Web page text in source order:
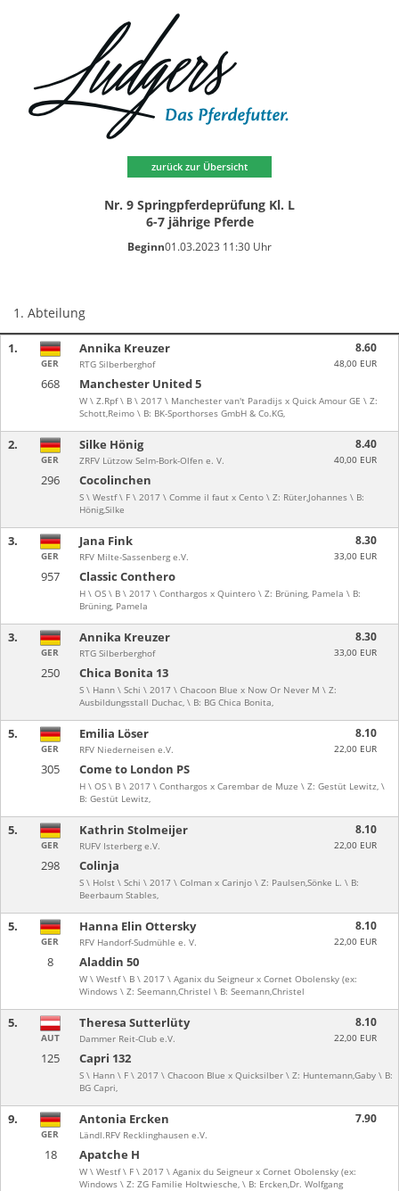
zurück zur Übersicht
Nr. 9 Springpferdeprüfung Kl. L
6-7 jährige Pferde
Beginn01.03.2023 11:30 Uhr
1. Abteilung
1.
668 Manchester United 5
W \ Z.Rpf \ B \ 2017 \ Manchester van't Paradijs x Quick Amour GE \ Z:
Schott,Reimo \ B: BK-Sporthorses GmbH & Co.KG,
GER
Annika Kreuzer
RTG Silberberghof
8.60
48,00 EUR
2.
296 Cocolinchen
S \ Westf \ F \ 2017 \ Comme il faut x Cento \ Z: Rüter,Johannes \ B:
Hönig,Silke
GER
Silke Hönig
ZRFV Lützow Selm-Bork-Olfen e. V.
8.40
40,00 EUR
3.
957 Classic Conthero
H \ OS \ B \ 2017 \ Conthargos x Quintero \ Z: Brüning, Pamela \ B:
Brüning, Pamela
GER
Jana Fink
RFV Milte-Sassenberg e.V.
8.30
33,00 EUR
3.
250 Chica Bonita 13
S \ Hann \ Schi \ 2017 \ Chacoon Blue x Now Or Never M \ Z:
Ausbildungsstall Duchac, \ B: BG Chica Bonita,
GER
Annika Kreuzer
RTG Silberberghof
8.30
33,00 EUR
5.
305 Come to London PS
H \ OS \ B \ 2017 \ Conthargos x Carembar de Muze \ Z: Gestüt Lewitz, \
B: Gestüt Lewitz,
GER
Emilia Löser
RFV Niederneisen e.V.
8.10
22,00 EUR
5.
298 Colinja
S \ Holst \ Schi \ 2017 \ Colman x Carinjo \ Z: Paulsen,Sönke L. \ B:
Beerbaum Stables,
GER
Kathrin Stolmeijer
RUFV Isterberg e.V.
8.10
22,00 EUR
5.
8 Aladdin 50
W \ Westf \ B \ 2017 \ Aganix du Seigneur x Cornet Obolensky (ex:
Windows \ Z: Seemann,Christel \ B: Seemann,Christel
GER
Hanna Elin Ottersky
RFV Handorf-Sudmühle e. V.
8.10
22,00 EUR
5.
125 Capri 132
S \ Hann \ F \ 2017 \ Chacoon Blue x Quicksilber \ Z: Huntemann,Gaby \ B:
BG Capri,
AUT
Theresa Sutterlüty
Dammer Reit-Club e.V.
8.10
22,00 EUR
9.
18 Apatche H
W \ Westf \ F \ 2017 \ Aganix du Seigneur x Cornet Obolensky (ex:
Windows \ Z: ZG Familie Holtwiesche, \ B: Ercken,Dr. Wolfgang
GER
Antonia Ercken
Ländl.RFV Recklinghausen e.V.
7.90